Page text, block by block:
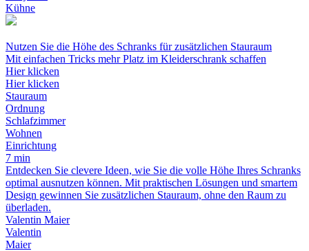
Kühne
Nutzen Sie die Höhe des Schranks für zusätzlichen Stauraum
Mit einfachen Tricks mehr Platz im Kleiderschrank schaffen
Hier klicken
Hier klicken
Stauraum
Ordnung
Schlafzimmer
Wohnen
Einrichtung
7 min
Entdecken Sie clevere Ideen, wie Sie die volle Höhe Ihres Schranks
optimal ausnutzen können. Mit praktischen Lösungen und smartem
Design gewinnen Sie zusätzlichen Stauraum, ohne den Raum zu
überladen.
Valentin Maier
Valentin
Maier